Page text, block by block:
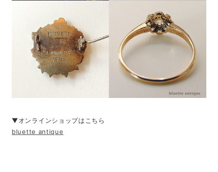
▼オンラインショップはこちら
bluette antique